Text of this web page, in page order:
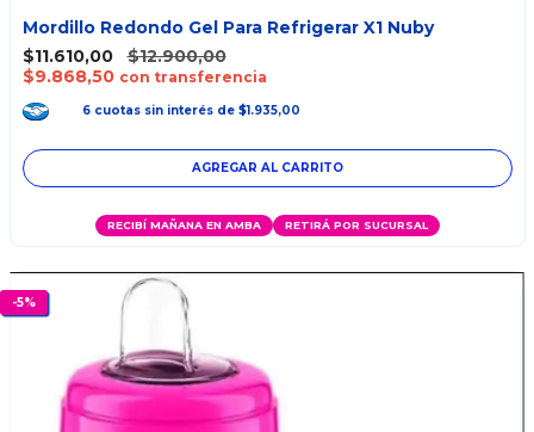
Mordillo Redondo Gel Para Refrigerar X1 Nuby
$11.610,00
$12.900,00
$9.868,50 con transferencia
6 cuotas sin interés de $1.935,00
RECIBÍ MAÑANA EN AMBA RETIRÁ POR SUCURSAL
-5%